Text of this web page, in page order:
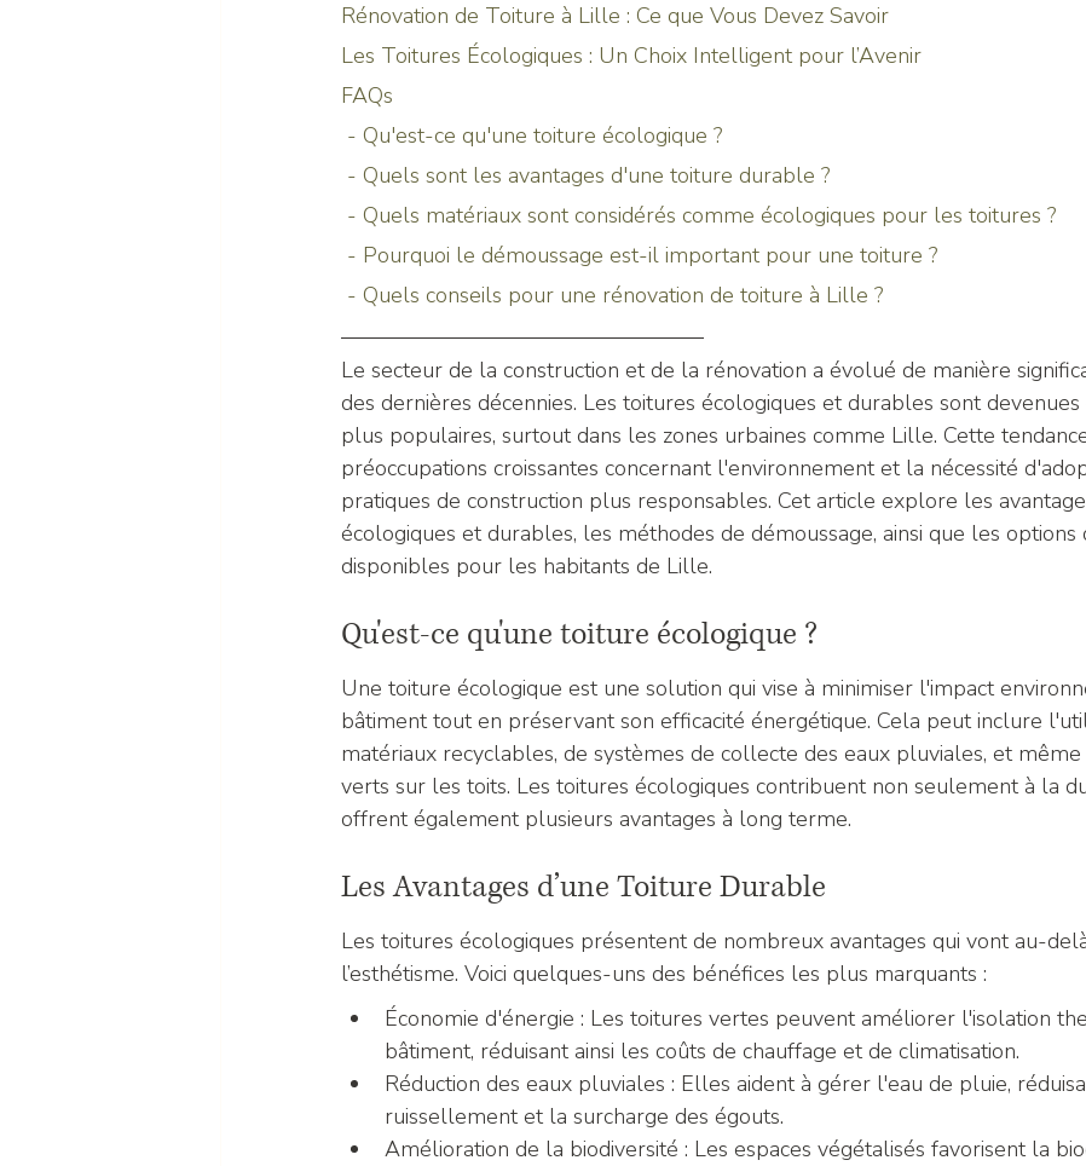
Rénovation de Toiture à Lille : Ce que Vous Devez Savoir
Les Toitures Écologiques : Un Choix Intelligent pour l’Avenir
FAQs
- Qu'est-ce qu'une toiture écologique ?
- Quels sont les avantages d'une toiture durable ?
- Quels matériaux sont considérés comme écologiques pour les toitures ?
- Pourquoi le démoussage est-il important pour une toiture ?
- Quels conseils pour une rénovation de toiture à Lille ?
Le secteur de la construction et de la rénovation a évolué de manière
des dernières décennies. Les toitures écologiques et durables sont
plus populaires, surtout dans les zones urbaines comme Lille. Cette
préoccupations croissantes concernant l'environnement et la nécessité
pratiques de construction plus responsables. Cet article explore les
écologiques et durables, les méthodes de démoussage, ainsi que les options
disponibles pour les habitants de Lille.
Qu'est-ce qu'une toiture écologique ?
Une toiture écologique est une solution qui vise à minimiser l'impact
bâtiment tout en préservant son efficacité énergétique. Cela peut inclure
matériaux recyclables, de systèmes de collecte des eaux pluviales, et même
verts sur les toits. Les toitures écologiques contribuent non seulement à la
offrent également plusieurs avantages à long terme.
Les Avantages d’une Toiture Durable
Les toitures écologiques présentent de nombreux avantages qui vont au-
l’esthétisme. Voici quelques-uns des bénéfices les plus marquants :
Économie d'énergie : Les toitures vertes peuvent améliorer l'isolation
bâtiment, réduisant ainsi les coûts de chauffage et de climatisation.
Réduction des eaux pluviales : Elles aident à gérer l'eau de pluie,
ruissellement et la surcharge des égouts.
Amélioration de la biodiversité : Les espaces végétalisés favorisent la